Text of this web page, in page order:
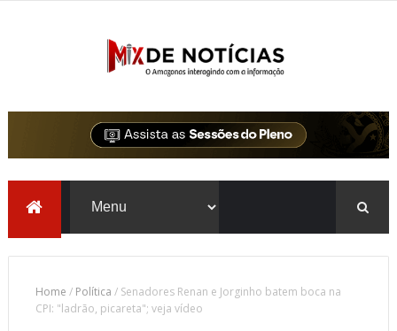
Home / Política / Senadores Renan e Jorginho batem boca na
CPI: "ladrão, picareta"; veja vídeo